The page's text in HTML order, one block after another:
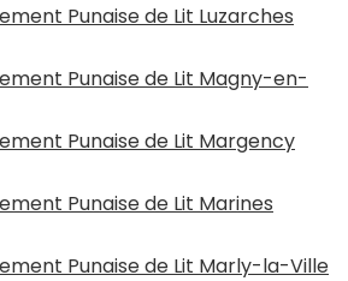
Punaise de Lit Luzarches
Punaise de Lit Magny-en-
Punaise de Lit Margency
Punaise de Lit Marines
Punaise de Lit Marly-la-Ville